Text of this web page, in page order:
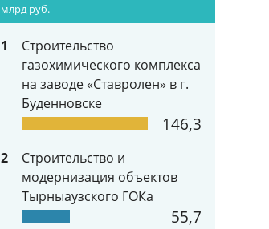
млрд руб.
1
Строительство
газохимического комплекса
на заводе «Ставролен» в г.
Буденновске
146,3
2
Строительство и
модернизация объектов
Тырныаузского ГОКа
55,7